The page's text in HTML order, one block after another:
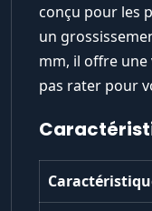
conçu pour les
un
mm, il offre une
pas rater pour